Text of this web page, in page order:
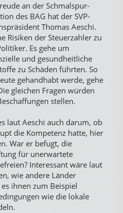
an der Schmalspur-
des BAG hat der SVP-
Thomas Aeschi.
Risiken der Steuerzahler zu
Es gehe um
und gesundheitliche
zu Schäden führten. So
gehandhabt werde, gehe
gleichen Fragen würden
stellen.
laut Aeschi auch darum, ob
die Kompetenz hatte, hier
War er befugt, die
für unerwartete
Interessant wäre laut
wie andere Länder
ihnen zum Beispiel
wie die lokale